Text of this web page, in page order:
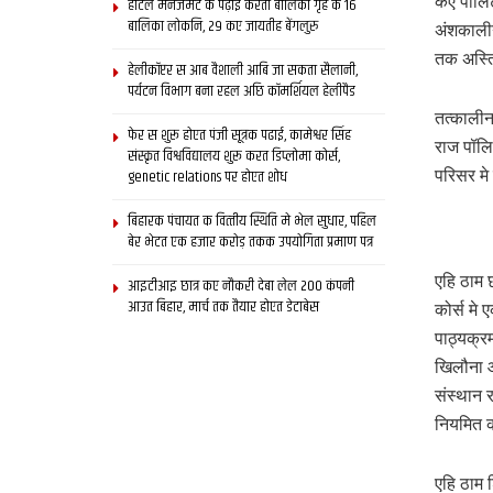
तक
राज
परिसर
एहि ठाम
कोर्स मे
खिलौना
संस्थान
एहि ठाम
होटल मैनेजमेंट क पढ़ाई करती बालिका गृह क 16
बालिका लोकनि, 29 कए जायतीह बेंगलुरु
हेलीकॉप्टर स आब वैशाली आबि जा सकता सैलानी,
पर्यटन विभाग बना रहल अछि कॉमर्शियल हेलीपैड
फेर स शुरू होएत पंजी सूत्रक पढाई, कामेश्वर सिंह
संस्कृत विश्वविद्यालय शुरू करत डिप्लोमा कोर्स,
genetic relations पर होएत शोध
बिहारक पंचायत क वित्‍तीय स्थिति मे भेल सुधार, पहिल
बेर भेटत एक हजार करोड़ तकक उपयोगिता प्रमाण पत्र
आइटीआइ छात्र कए नौकरी देबा लेल 200 कंपनी
आउत बिहार, मार्च तक तैयार होएत डेटाबेस